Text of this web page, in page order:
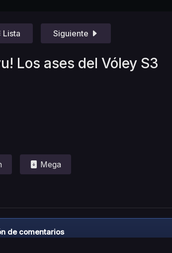
Lista Siguiente
Los ases del Vóley S3
Mega
de comentarios